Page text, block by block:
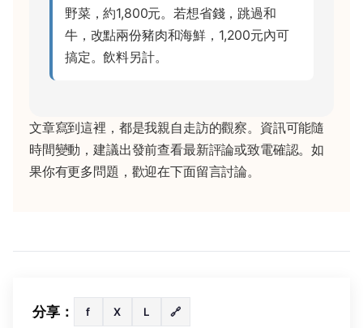
野菜，約1,800元。若想省錢，跳過和
牛，改點兩份豬肉和海鮮，1,200元內可
搞定。飲料另計。
文章寫到這裡，都是我親自走訪的觀察。資訊可能隨
時間變動，建議出發前查看最新評論或致電確認。如
果你有更多問題，歡迎在下面留言討論。
分享： f X L 🔗